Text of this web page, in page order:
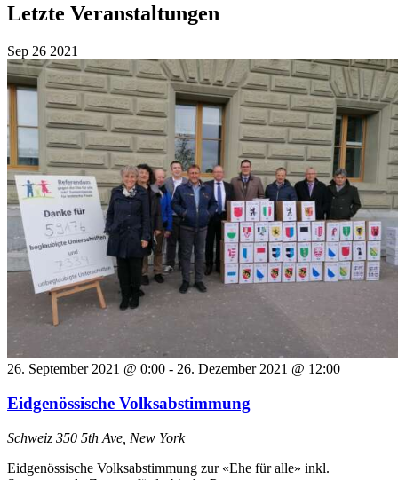
Letzte Veranstaltungen
Sep 26 2021
26. September 2021 @ 0:00 - 26. Dezember 2021 @ 12:00
Eidgenössische Volksabstimmung
Schweiz 350 5th Ave, New York
Eidgenössische Volksabstimmung zur «Ehe für alle» inkl.